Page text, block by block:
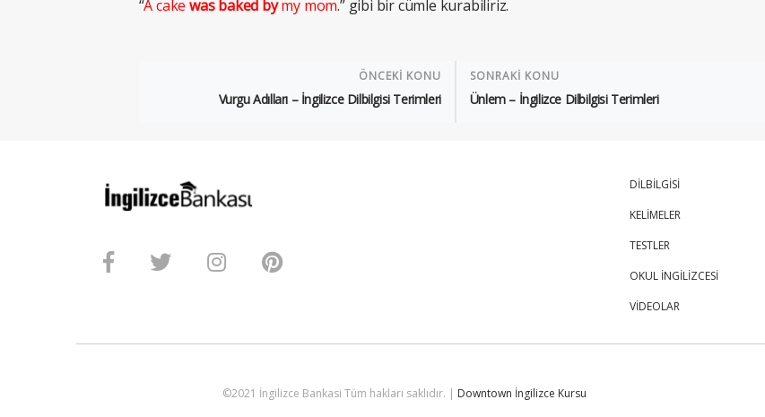
“A cake was baked bymy mom.” gibi bir cümle kurabiliriz.
ÖNCEKİ KONU
Vurgu Adılları – İngilizce Dilbilgisi Terimleri
SONRAKİ KONU
Ünlem – İngilizce Dilbilgisi Terimleri
DİLBİLGİSİ
KELİMELER
TESTLER
OKUL İNGİLİZCESİ
VİDEOLAR
©2021 İngilizce Bankasi Tüm hakları saklıdır. | Downtown İngilizce Kursu